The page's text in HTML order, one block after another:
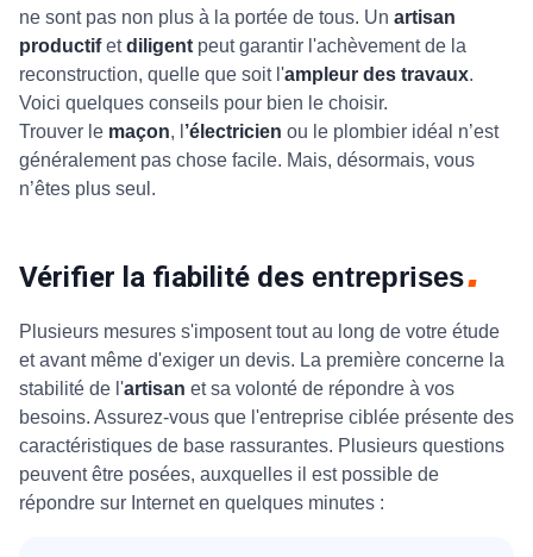
ne sont pas non plus à la portée de tous. Un artisan
productifetdiligent peut garantir l'achèvement de la
reconstruction, quelle que soit l'ampleur des travaux.
Voici quelques conseils pour bien le choisir.
Trouver le maçon, l ’électricien ou le plombier idéal n’est
généralement pas chose facile. Mais, désormais, vous
n’êtes plus seul.
Vérifier la fiabilité des entreprises
Plusieurs mesures s'imposent tout au long de votre étude
et avant même d'exiger un devis. La première concerne la
stabilité de l'artisan et sa volonté de répondre à vos
besoins. Assurez-vous que l'entreprise ciblée présente des
caractéristiques de base rassurantes. Plusieurs questions
peuvent être posées, auxquelles il est possible de
répondre sur Internet en quelques minutes :